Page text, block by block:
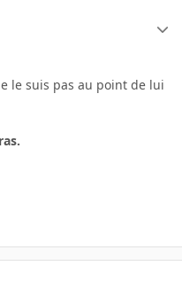
le suis pas au point de lui